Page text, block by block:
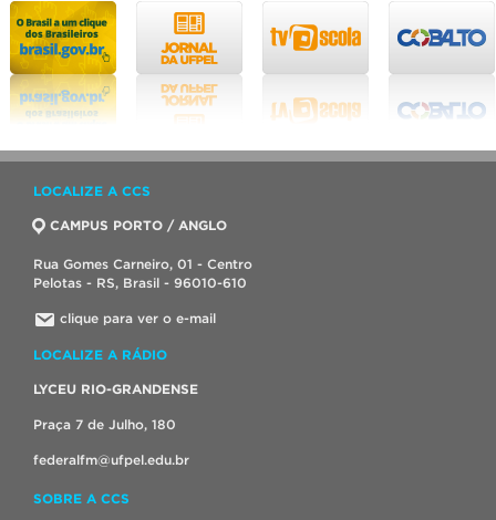
LOCALIZE A CCS
CAMPUS PORTO / ANGLO
Rua Gomes Carneiro, 01 - Centro
Pelotas - RS, Brasil - 96010-610
clique para ver o e-mail
LOCALIZE A RÁDIO
LYCEU RIO-GRANDENSE
Praça 7 de Julho, 180
federalfm@ufpel.edu.br
SOBRE A CCS